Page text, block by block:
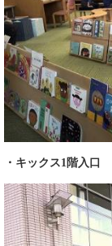
・キックス1階入口